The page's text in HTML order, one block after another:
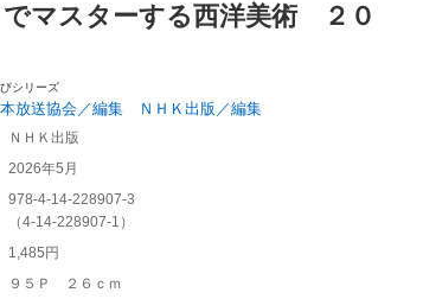
でマスターする西洋美術 ２０
シリーズ
放送協会／編集 ＮＨＫ出版／編集
ＮＨＫ出版
2026年5月
978-4-14-228907-3
（4-14-228907-1 ）
1,485円
９５Ｐ ２６ｃｍ